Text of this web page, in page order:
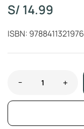
S/ 14.99
ISBN: 9788411321976